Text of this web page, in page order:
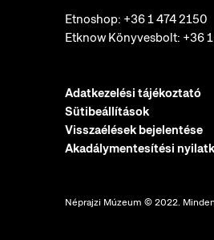
Etnoshop: +36 1 474 2150
Etknow Könyvesbolt: +36
Adatkezelési tájékoztató
Sütibeállítások
Visszaélések bejelentése
Akadálymentesítési
Néprajzi Múzeum © 2022.